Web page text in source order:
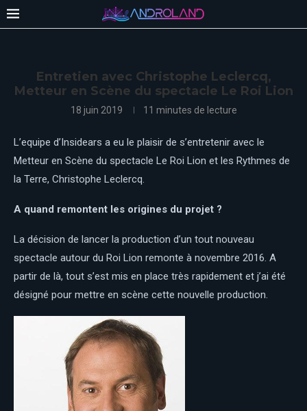
Entretien avec Christophe Leclercq,
Metteur en Scène du spectacle Le Roi Lion
18 juin 2019 11 minutes de lecture
L’equipe d’Insidears a eu le plaisir de s’entretenir avec le
Metteur en Scène du spectacle Le Roi Lion et les Rythmes de
la Terre, Christophe Leclercq.
A quand remontent les origines du projet ?
La décision de lancer la production d’un tout nouveau
spectacle autour du Roi Lion remonte à novembre 2016. A
partir de là, tout s’est mis en place très rapidement et j’ai été
désigné pour mettre en scène cette nouvelle production.